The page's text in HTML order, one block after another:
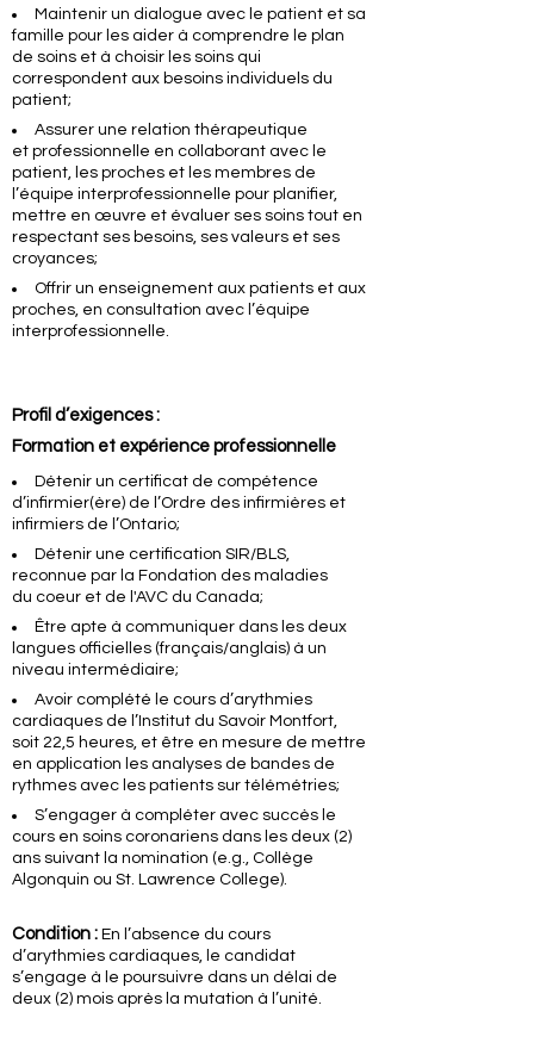
Maintenir un dialogue avec le patient et sa
famille pour les aider à comprendre le plan
de soins et à choisir les soins qui
correspondent aux besoins individuels du
patient;
Assurer une relation thérapeutique
et professionnelle en collaborant avec le
patient, les proches et les membres de
l’équipe interprofessionnelle pour planifier,
mettre en œuvre et évaluer ses soins tout en
respectant ses besoins, ses valeurs et ses
croyances;
Offrir un enseignement aux patients et aux
proches, en consultation avec l’équipe
interprofessionnelle.
Profil d’exigences :
Formation et expérience professionnelle
Détenir un certificat de compétence
d’infirmier(ère) de l’Ordre des infirmières et
infirmiers de l’Ontario;
Détenir une certification SIR/BLS,
reconnue par la Fondation des maladies
du coeur et de l'AVC du Canada;
Être apte à communiquer dans les deux
langues officielles (français/anglais) à un
niveau intermédiaire;
Avoir complété le cours d’arythmies
cardiaques de l’Institut du Savoir Montfort,
soit 22,5 heures, et être en mesure de mettre
en application les analyses de bandes de
rythmes avec les patients sur télémétries;
S’engager à compléter avec succès le
cours en soins coronariens dans les deux (2)
ans suivant la nomination (e.g., Collège
Algonquin ou St. Lawrence College).
Condition : En l’absence du cours
d’arythmies cardiaques, le candidat
s’engage à le poursuivre dans un délai de
deux (2) mois après la mutation à l’unité.